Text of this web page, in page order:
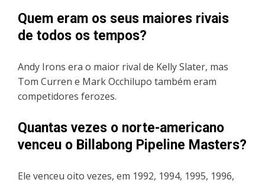
Quem eram os seus maiores rivais
de todos os tempos?
Andy Irons era o maior rival de Kelly Slater, mas
Tom Curren e Mark Occhilupo também eram
competidores ferozes.
Quantas vezes o norte-americano
venceu o Billabong Pipeline Masters?
Ele venceu oito vezes, em 1992, 1994, 1995, 1996,